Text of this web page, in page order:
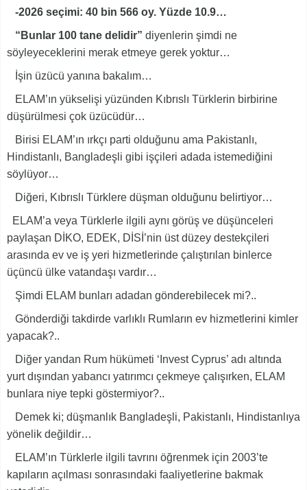
-2026 seçimi: 40 bin 566 oy. Yüzde 10.9…
“Bunlar 100 tane delidir” diyenlerin şimdi ne
söyleyeceklerini merak etmeye gerek yoktur…
İşin üzücü yanına bakalım…
ELAM’ın yükselişi yüzünden Kıbrıslı Türklerin birbirine
düşürülmesi çok üzücüdür…
Birisi ELAM’ın ırkçı parti olduğunu ama Pakistanlı,
Hindistanlı, Bangladeşli gibi işçileri adada istemediğini
söylüyor…
Diğeri, Kıbrıslı Türklere düşman olduğunu belirtiyor…
ELAM’a veya Türklerle ilgili aynı görüş ve düşünceleri
paylaşan DİKO, EDEK, DİSİ’nin üst düzey destekçileri
arasında ev ve iş yeri hizmetlerinde çalıştırılan binlerce
üçüncü ülke vatandaşı vardır…
Şimdi ELAM bunları adadan gönderebilecek mi?..
Gönderdiği takdirde varlıklı Rumların ev hizmetlerini kimler
yapacak?..
Diğer yandan Rum hükümeti ‘Invest Cyprus’ adı altında
yurt dışından yabancı yatırımcı çekmeye çalışırken, ELAM
bunlara niye tepki göstermiyor?..
Demek ki; düşmanlık Bangladeşli, Pakistanlı, Hindistanlıya
yönelik değildir…
ELAM’ın Türklerle ilgili tavrını öğrenmek için 2003’te
kapıların açılması sonrasındaki faaliyetlerine bakmak